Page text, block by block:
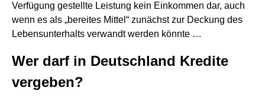
Verfügung gestellte Leistung kein Einkommen dar, auch
wenn es als „bereites Mittel“ zunächst zur Deckung des
Lebensunterhalts verwandt werden könnte …
Wer darf in Deutschland Kredite
vergeben?